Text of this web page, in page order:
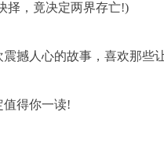
择，竟决定两界存亡!)
震撼人心的故事，喜欢那
值得你一读!